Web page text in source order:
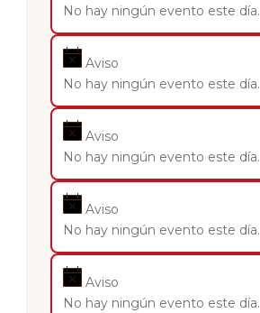
No hay ningún evento este día.
Aviso
No hay ningún evento este día.
Aviso
No hay ningún evento este día.
Aviso
No hay ningún evento este día.
Aviso
No hay ningún evento este día.